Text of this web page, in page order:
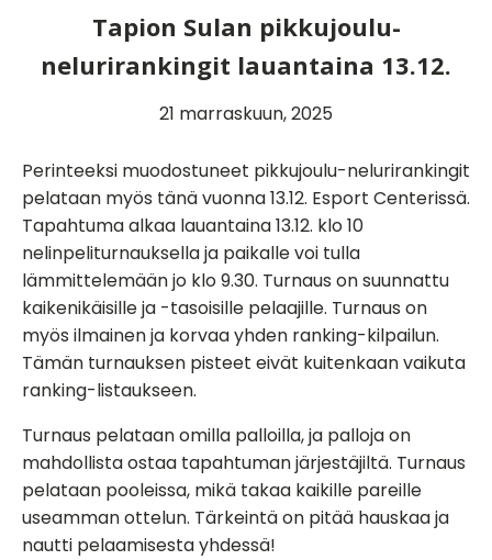
Tapion Sulan pikkujoulu-
nelurirankingit lauantaina 13.12.
21 marraskuun, 2025
Perinteeksi muodostuneet pikkujoulu-nelurirankingit
pelataan myös tänä vuonna 13.12. Esport Centerissä.
Tapahtuma alkaa lauantaina 13.12. klo 10
nelinpeliturnauksella ja paikalle voi tulla
lämmittelemään jo klo 9.30. Turnaus on suunnattu
kaikenikäisille ja -tasoisille pelaajille. Turnaus on
myös ilmainen ja korvaa yhden ranking-kilpailun.
Tämän turnauksen pisteet eivät kuitenkaan vaikuta
ranking-listaukseen.
Turnaus pelataan omilla palloilla, ja palloja on
mahdollista ostaa tapahtuman järjestäjiltä. Turnaus
pelataan pooleissa, mikä takaa kaikille pareille
useamman ottelun. Tärkeintä on pitää hauskaa ja
nautti pelaamisesta yhdessä!